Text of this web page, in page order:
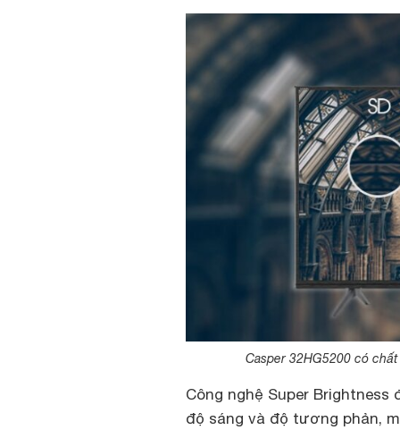
Casper 32HG5200 có
Công nghệ Super
độ sáng và độ tương phản,